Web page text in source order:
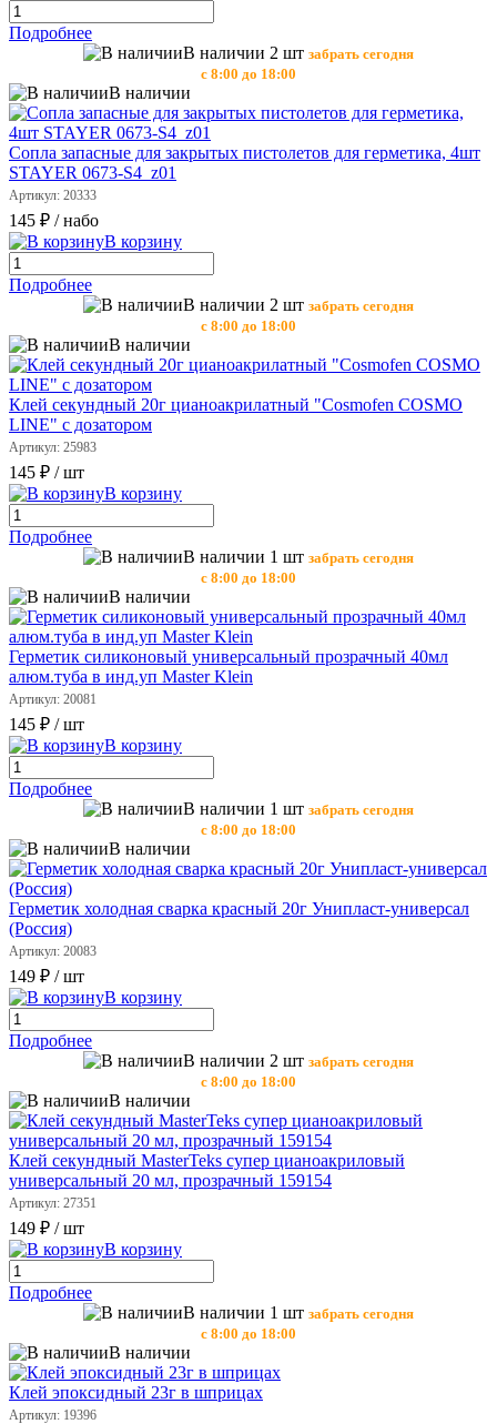
Подробнее
В наличии 2 шт забрать сегодня
с 8:00 до 18:00
В наличии
Сопла запасные для закрытых пистолетов для герметика, 4шт
STAYER 0673-S4_z01
Артикул: 20333
145 ₽ / набо
В корзину
Подробнее
В наличии 2 шт забрать сегодня
с 8:00 до 18:00
В наличии
Клей секундный 20г цианоакрилатный "Cosmofen COSMO
LINE" с дозатором
Артикул: 25983
145 ₽ / шт
В корзину
Подробнее
В наличии 1 шт забрать сегодня
с 8:00 до 18:00
В наличии
Герметик силиконовый универсальный прозрачный 40мл
алюм.туба в инд.уп Master Klein
Артикул: 20081
145 ₽ / шт
В корзину
Подробнее
В наличии 1 шт забрать сегодня
с 8:00 до 18:00
В наличии
Герметик холодная сварка красный 20г Унипласт-универсал
(Россия)
Артикул: 20083
149 ₽ / шт
В корзину
Подробнее
В наличии 2 шт забрать сегодня
с 8:00 до 18:00
В наличии
Клей секундный MasterTeks супер цианоакриловый
универсальный 20 мл, прозрачный 159154
Артикул: 27351
149 ₽ / шт
В корзину
Подробнее
В наличии 1 шт забрать сегодня
с 8:00 до 18:00
В наличии
Клей эпоксидный 23г в шприцах
Артикул: 19396